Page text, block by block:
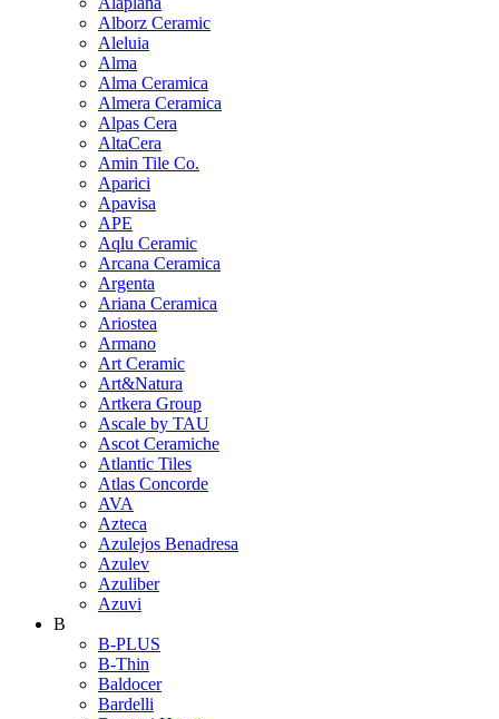
Alborz Ceramic
Aleluia
Alma
Alma Ceramica
Almera Ceramica
Alpas Cera
AltaCera
Amin Tile Co.
Aparici
Apavisa
APE
Aqlu Ceramic
Arcana Ceramica
Argenta
Ariana Ceramica
Ariostea
Armano
Art Ceramic
Art&Natura
Artkera Group
Ascale by TAU
Ascot Ceramiche
Atlantic Tiles
Atlas Concorde
AVA
Azteca
Azulejos Benadresa
Azulev
Azuliber
Azuvi
B
B-PLUS
B-Thin
Baldocer
Bardelli